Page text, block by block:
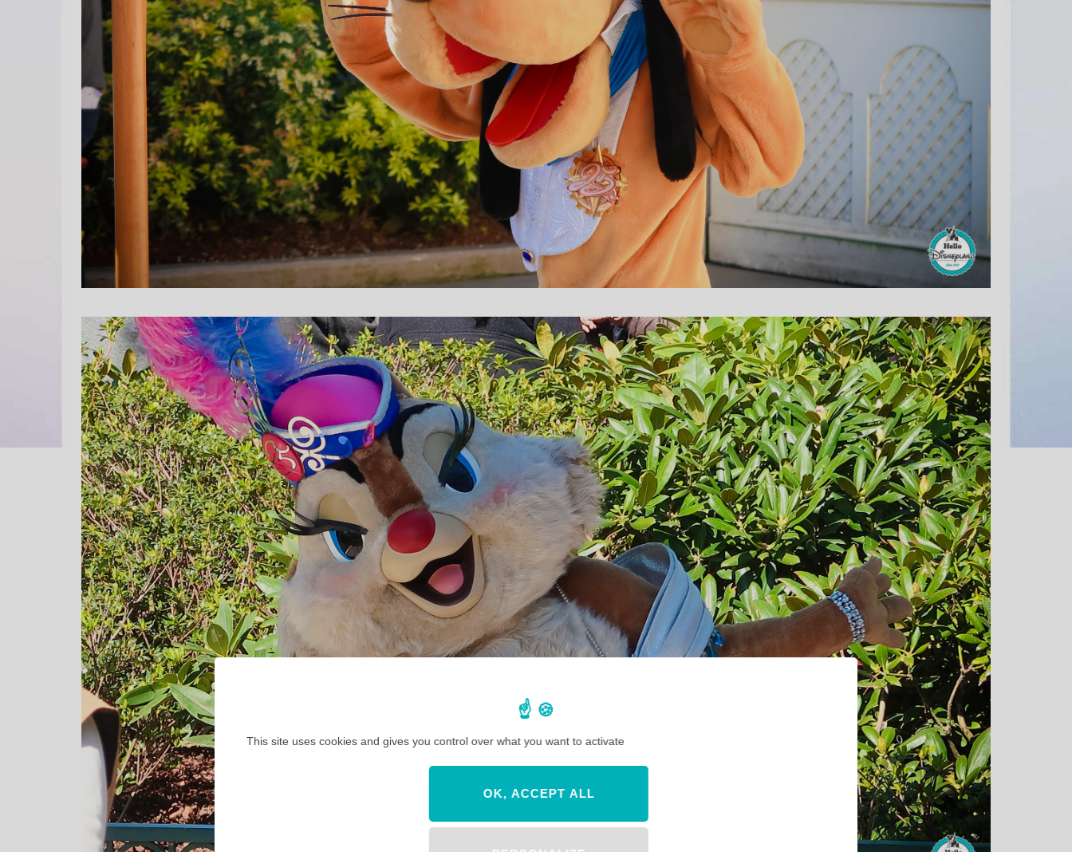
This site uses cookies and gives you control over what you want to activate
OK, ACCEPT ALL